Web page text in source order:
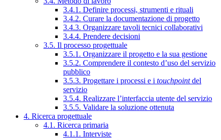
3.4.1. Definire processi, strumenti e rituali
3.4.2. Curare la documentazione di progetto
3.4.3. Organizzare tavoli tecnici collaborativi
3.4.4. Prendere decisioni
3.5. Il processo progettuale
3.5.1. Organizzare il progetto e la sua gestione
3.5.2. Comprendere il contesto d’uso del servizio
pubblico
3.5.3. Progettare i processi e i touchpointdel
servizio
3.5.4. Realizzare l’interfaccia utente del servizio
3.5.5. Validare la soluzione ottenuta
4. Ricerca progettuale
4.1. Ricerca primaria
4.1.1. Interviste